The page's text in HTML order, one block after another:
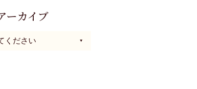
ーカイブ